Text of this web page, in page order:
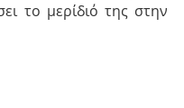
το μερίδιό της στην